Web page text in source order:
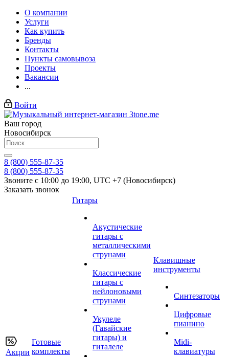
О компании
Услуги
Как купить
Бренды
Контакты
Пункты самовывоза
Проекты
Вакансии
...
Войти
Ваш город
Новосибирск
8 (800) 555-87-35
8 (800) 555-87-35
Звоните с 10:00 до 19:00, UTC +7 (Новосибирск)
Заказать звонок
Акции
Готовые
комплекты
Гитары
Акустические
гитары с
металлическими
струнами
Классические
гитары с
нейлоновыми
струнами
Укулеле
(Гавайские
гитары) и
гиталеле
Клавишные
инструменты
Синтезаторы
Цифровые
пианино
Midi-
клавиатуры